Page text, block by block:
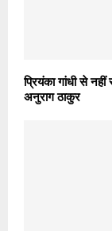
प्रियंका गांधी से
अनुराग ठाकुर